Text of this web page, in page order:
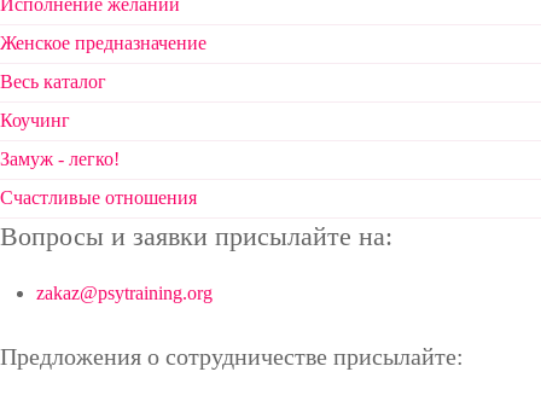
Исполнение желаний
Женское предназначение
Весь каталог
Коучинг
Замуж - легко!
Счастливые отношения
Вопросы и заявки присылайте на:
zakaz@psytraining.org
Предложения о сотрудничестве присылайте: